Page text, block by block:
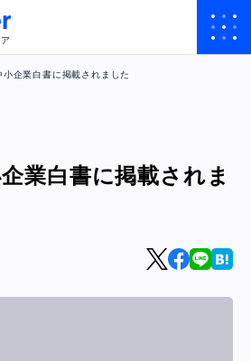
小企業白書に掲載されました
業白書に掲載されま